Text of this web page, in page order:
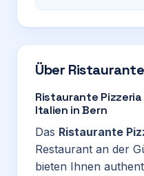
Über
Ristaurante
Italien in Bern
Das Ristaurante
Restaurant an der
bieten Ihnen